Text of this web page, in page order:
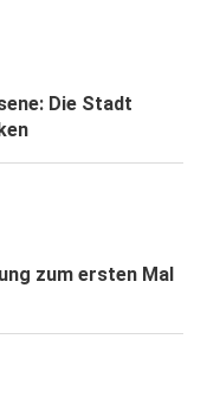
Die Stadt
zum ersten Mal